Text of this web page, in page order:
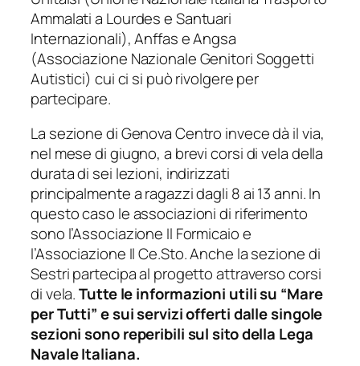
Ammalati a Lourdes e Santuari
Internazionali), Anffas e Angsa
(Associazione Nazionale Genitori Soggetti
Autistici) cui ci si può rivolgere per
partecipare.
La sezione di Genova Centro invece dà il via,
nel mese di giugno, a brevi corsi di vela della
durata di sei lezioni, indirizzati
principalmente a ragazzi dagli 8 ai 13 anni. In
questo caso le associazioni di riferimento
sono l’Associazione Il Formicaio e
l’Associazione Il Ce.Sto. Anche la sezione di
Sestri partecipa al progetto attraverso corsi
di vela.Tutte le informazioni utili su “Mare
per Tutti” e sui servizi offerti dalle singole
sezioni sono reperibili sul sito della Lega
Navale Italiana.